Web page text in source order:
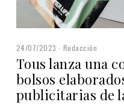
24/07/2023 Redacción
Tous lanza una
bolsos
publicitarias de